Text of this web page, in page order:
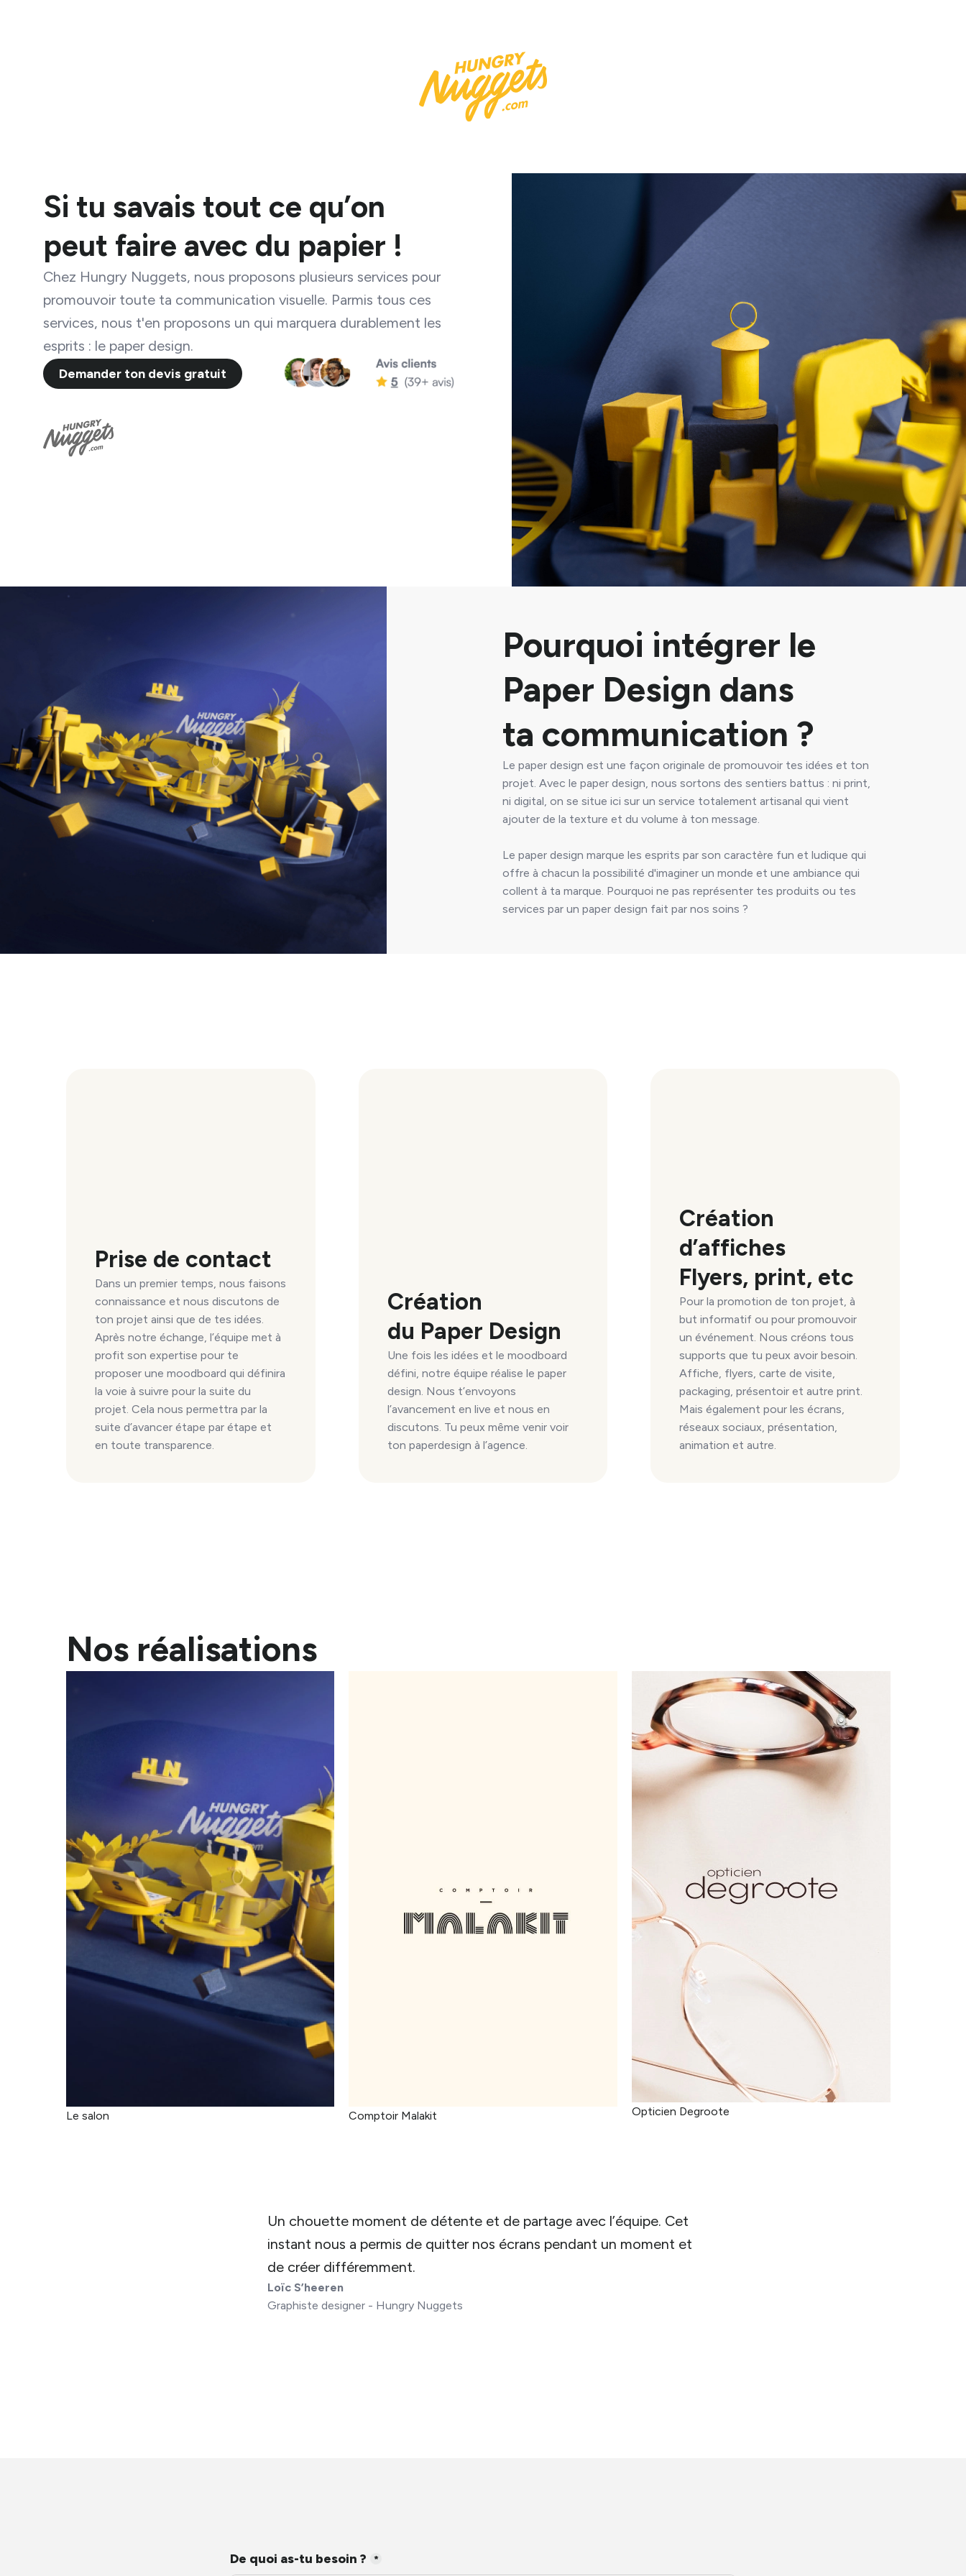
Si tu savais tout ce qu’on
peut faire avec du papier !
Chez Hungry Nuggets, nous proposons plusieurs services pour
promouvoir toute ta communication visuelle. Parmis tous ces
services, nous t'en proposons un qui marquera durablement les
esprits : le paper design.
Demander ton devis gratuit
Pourquoi intégrer le
Paper Design dans
ta communication ?
Le paper design est une façon originale de promouvoir tes idées et ton
projet. Avec le paper design, nous sortons des sentiers battus : ni print,
ni digital, on se situe ici sur un service totalement artisanal qui vient
ajouter de la texture et du volume à ton message.
Le paper design marque les esprits par son caractère fun et ludique qui
offre à chacun la possibilité d'imaginer un monde et une ambiance qui
collent à ta marque. Pourquoi ne pas représenter tes produits ou tes
services par un paper design fait par nos soins ?
Prise de contact
Dans un premier temps, nous faisons
connaissance et nous discutons de
ton projet ainsi que de tes idées.
Après notre échange, l’équipe met à
profit son expertise pour te
proposer une moodboard qui définira
la voie à suivre pour la suite du
projet. Cela nous permettra par la
suite d’avancer étape par étape et
en toute transparence.
Création
du Paper Design
Une fois les idées et le moodboard
défini, notre équipe réalise le paper
design. Nous t’envoyons
l’avancement en live et nous en
discutons. Tu peux même venir voir
ton paperdesign à l’agence.
Création
d’affiches
Flyers, print, etc
Pour la promotion de ton projet, à
but informatif ou pour promouvoir
un événement. Nous créons tous
supports que tu peux avoir besoin.
Affiche, flyers, carte de visite,
packaging, présentoir et autre print.
Mais également pour les écrans,
réseaux sociaux, présentation,
animation et autre.
Nos réalisations
Le salon Comptoir Malakit Opticien Degroote
Un chouette moment de détente et de partage avec l’équipe. Cet
instant nous a permis de quitter nos écrans pendant un moment et
de créer différemment.
Loïc S’heeren
Graphiste designer - Hungry Nuggets